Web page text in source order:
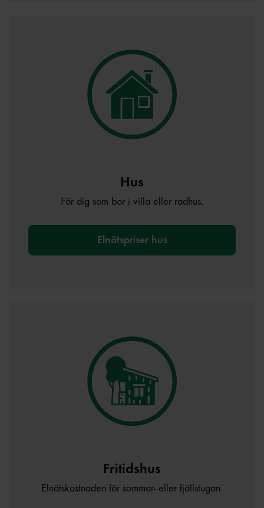
Hus
För dig som bor i villa eller radhus.
Elnätspriser hus
Fritidshus
Elnätskostnaden för sommar- eller fjällstugan.